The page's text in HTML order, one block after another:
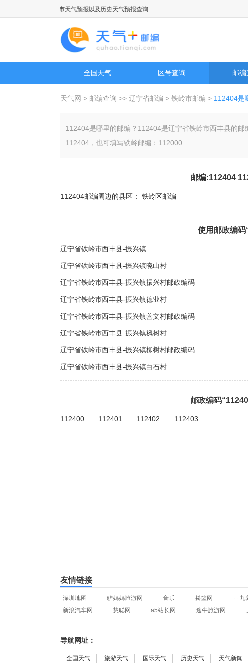
气预报，国际城市天气预报以及历史天气预报查询
全国天气 区号查询 邮编
天气网 > 邮编查询 >> 辽宁省邮编 > 铁岭市邮编 > 112404是
112404是哪里的邮编？112404是辽宁省铁岭市西丰县的
112404，也可填写铁岭邮编：112000.
邮编:112404
112404邮编周边的县区： 铁岭区邮编
使用邮政编码
辽宁省铁岭市西丰县-振兴镇
辽宁省铁岭市西丰县-振兴镇晓山村
辽宁省铁岭市西丰县-振兴镇振兴村邮政编码
辽宁省铁岭市西丰县-振兴镇德业村
辽宁省铁岭市西丰县-振兴镇善文村邮政编码
辽宁省铁岭市西丰县-振兴镇枫树村
辽宁省铁岭市西丰县-振兴镇柳树村邮政编码
辽宁省铁岭市西丰县-振兴镇白石村
邮政编码
112400 112401 112402 112403
友情链接
深圳地图 驴妈妈旅游网 音乐 摇篮网 三九
新浪汽车网
慧聪网 a5站长网 途牛旅游网
导航网址：
全国天气 旅游天气 国际天气 历史天气 天气新闻